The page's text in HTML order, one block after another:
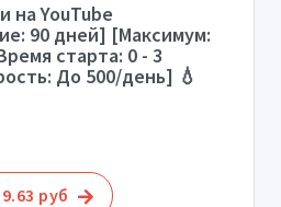
на YouTube
90 дней] [Максимум:
старта: 0 - 3
До 500/день] 💧
руб